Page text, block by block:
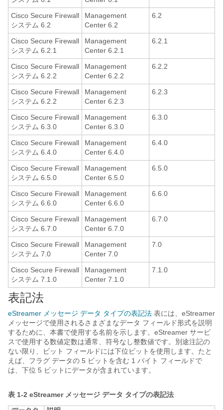
Cisco Secure Firewall
システム 6.2
Management
Center 6.2
6.2
Cisco Secure Firewall
システム 6.2.1
Management
Center 6.2.1
6.2.1
Cisco Secure Firewall
システム 6.2.2
Management
Center 6.2.2
6.2.2
Cisco Secure Firewall
システム 6.2.2
Management
Center 6.2.3
6.2.3
Cisco Secure Firewall
システム 6.3.0
Management
Center 6.3.0
6.3.0
Cisco Secure Firewall
システム 6.4.0
Management
Center 6.4.0
6.4.0
Cisco Secure Firewall
システム 6.5.0
Management
Center 6.5.0
6.5.0
Cisco Secure Firewall
システム 6.6.0
Management
Center 6.6.0
6.6.0
Cisco Secure Firewall
システム 6.7.0
Management
Center 6.7.0
6.7.0
Cisco Secure Firewall
システム 7.0
Management
Center 7.0
7.0
Cisco Secure Firewall
システム 7.1.0
Management
Center 7.1.0
7.1.0
表記法
eStreamer メッセージ データ タイプの表記法 表には、eStreamer
メッセージで使用されるさまざまなデータ フィールド形式を説明
するために、本書で使用する名前を示します。eStreamer サービ
スで使用する数値定数は通常、符号なし整数値です。別途注記の
ない限り、ビット フィールドには下位ビットを使用します。たと
えば、フラグ データの 5 ビットを含む 1 バイト フィールドで
は、下位 5 ビットにデータが含まれています。
表 1-2 eStreamer メッセージ データ タイプの表記法